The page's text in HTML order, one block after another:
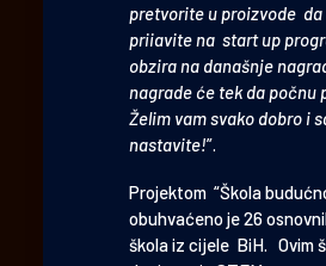
pretvorite u proizvode da
priiavite na start up
obzira na današnje
nagrade će tek da počnu
Želim vam svako dobro i
nastavite!”.
Projektom “Škola
obuhvaćeno je 26
škola iz cijele BiH. Ovim